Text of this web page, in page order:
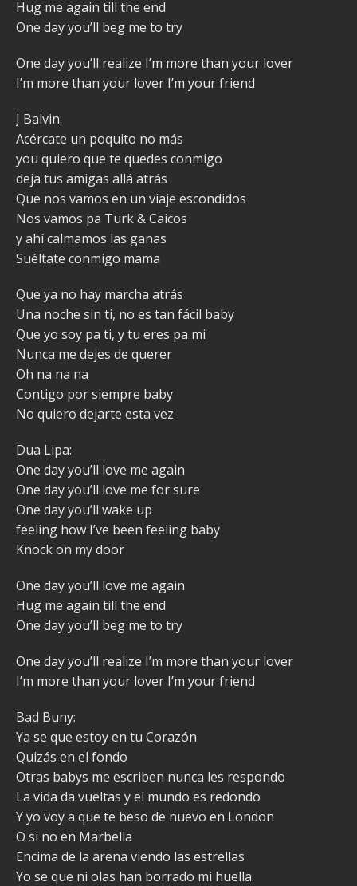
Hug me again till the end
One day you’ll beg me to try
One day you’ll realize I’m more than your lover
I’m more than your lover I’m your friend
J Balvin:
Acércate un poquito no más
you quiero que te quedes conmigo
deja tus amigas allá atrás
Que nos vamos en un viaje escondidos
Nos vamos pa Turk & Caicos
y ahí calmamos las ganas
Suéltate conmigo mama
Que ya no hay marcha atrás
Una noche sin ti, no es tan fácil baby
Que yo soy pa ti, y tu eres pa mi
Nunca me dejes de querer
Oh na na na
Contigo por siempre baby
No quiero dejarte esta vez
Dua Lipa:
One day you’ll love me again
One day you’ll love me for sure
One day you’ll wake up
feeling how I’ve been feeling baby
Knock on my door
One day you’ll love me again
Hug me again till the end
One day you’ll beg me to try
One day you’ll realize I’m more than your lover
I’m more than your lover I’m your friend
Bad Buny:
Ya se que estoy en tu Corazón
Quizás en el fondo
Otras babys me escriben nunca les respondo
La vida da vueltas y el mundo es redondo
Y yo voy a que te beso de nuevo en London
O si no en Marbella
Encima de la arena viendo las estrellas
Yo se que ni olas han borrado mi huella